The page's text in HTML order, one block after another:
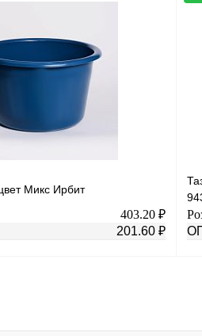
К сравнению
Под заказ
Микс Ирбит
403.20 ₽
201.60 ₽
К сравнению